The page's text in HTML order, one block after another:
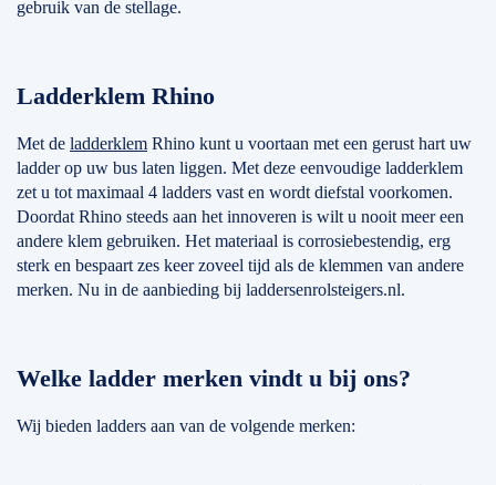
gebruik van de stellage.
Ladderklem Rhino
Met de ladderklem Rhino kunt u voortaan met een gerust hart uw
ladder op uw bus laten liggen. Met deze eenvoudige ladderklem
zet u tot maximaal 4 ladders vast en wordt diefstal voorkomen.
Doordat Rhino steeds aan het innoveren is wilt u nooit meer een
andere klem gebruiken. Het materiaal is corrosiebestendig, erg
sterk en bespaart zes keer zoveel tijd als de klemmen van andere
merken. Nu in de aanbieding bij laddersenrolsteigers.nl.
Welke ladder merken vindt u bij ons?
Wij bieden ladders aan van de volgende merken: